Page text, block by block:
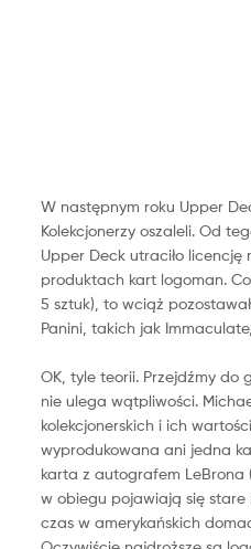
W następnym roku Upper
Kolekcjonerzy oszaleli. Od
Upper Deck utraciło licencję
produktach kart logoman.
5 sztuk), to wciąż
Panini, takich jak
OK, tyle teorii. Przejdźmy do
nie ulega wątpliwości.
kolekcjonerskich i ich
wyprodukowana ani jedna
karta z autografem LeBrona
w obiegu pojawiają się
czas w amerykańskich